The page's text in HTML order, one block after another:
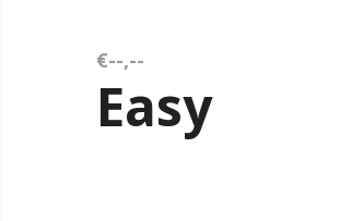
€--,--
Easy